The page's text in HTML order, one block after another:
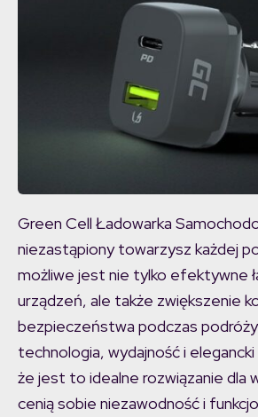
Green Cell Ładowarka
niezastąpiony towarzysz każdej
możliwe jest nie tylko efektywne
urządzeń, ale także zwiększenie
bezpieczeństwa podczas
technologia, wydajność i elegancki
że jest to idealne rozwiązanie dla
cenią sobie niezawodność i